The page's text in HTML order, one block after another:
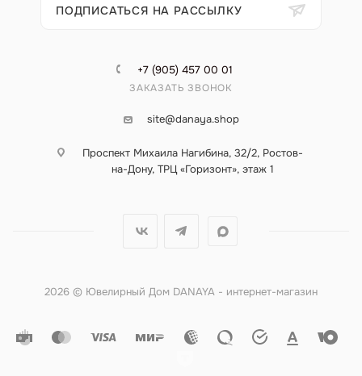
ПОДПИСАТЬСЯ НА РАССЫЛКУ
+7 (905) 457 00 01
ЗАКАЗАТЬ ЗВОНОК
site@danaya.shop
Проспект Михаила Нагибина, 32/2, Ростов-
на-Дону, ТРЦ «Горизонт», этаж 1
2026 © Ювелирный Дом DANAYA - интернет-магазин